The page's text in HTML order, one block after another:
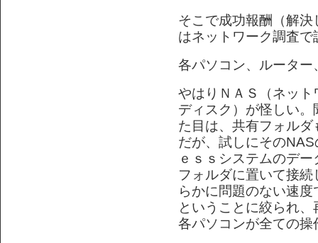
そこで成功報酬（解
はネットワーク調査
各パソコン、ルータ
やはりＮＡＳ（ネッ
ディスク）が怪しい
た目は、共有フォル
だが、試しにその
ｅｓｓシステムのデ
フォルダに置いて接
らかに問題のない速
ということに絞られ
各パソコンが全ての